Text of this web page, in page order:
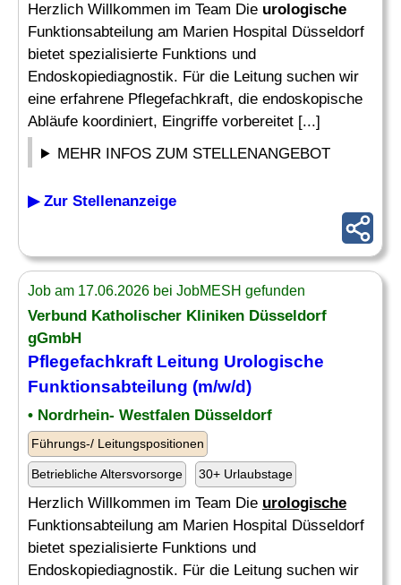
Herzlich Willkommen im Team Die urologische
Funktionsabteilung am Marien Hospital Düsseldorf
bietet spezialisierte Funktions und
Endoskopiediagnostik. Für die Leitung suchen wir
eine erfahrene Pflegefachkraft, die endoskopische
Abläufe koordiniert, Eingriffe vorbereitet [...]
MEHR INFOS ZUM STELLENANGEBOT
▶ Zur Stellenanzeige
Job am 17.06.2026 bei JobMESH gefunden
Verbund Katholischer Kliniken Düsseldorf
gGmbH
Pflegefachkraft Leitung Urologische
Funktionsabteilung (m/w/d)
• Nordrhein- Westfalen Düsseldorf
Führungs-/ Leitungspositionen
Betriebliche Altersvorsorge 30+ Urlaubstage
Herzlich Willkommen im Team Die urologische
Funktionsabteilung am Marien Hospital Düsseldorf
bietet spezialisierte Funktions und
Endoskopiediagnostik. Für die Leitung suchen wir